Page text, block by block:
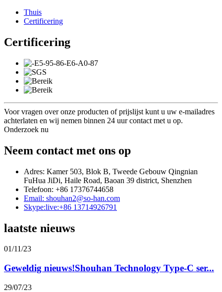
Thuis
Certificering
Certificering
Voor vragen over onze producten of prijslijst kunt u uw e-mailadres
achterlaten en wij nemen binnen 24 uur contact met u op.
Onderzoek nu
Neem contact met ons op
Adres: Kamer 503, Blok B, Tweede Gebouw Qingnian
FuHua JiDi, Haile Road, Baoan 39 district, Shenzhen
Telefoon: +86 17376744658
Email: shouhan2@so-han.com
Skype:live:+86 13714926791
laatste nieuws
01/11/23
Geweldig nieuws!Shouhan Technology Type-C ser...
29/07/23